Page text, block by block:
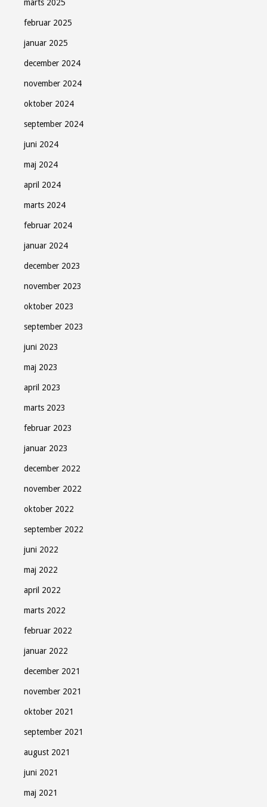
marts 2025
februar 2025
januar 2025
december 2024
november 2024
oktober 2024
september 2024
juni 2024
maj 2024
april 2024
marts 2024
februar 2024
januar 2024
december 2023
november 2023
oktober 2023
september 2023
juni 2023
maj 2023
april 2023
marts 2023
februar 2023
januar 2023
december 2022
november 2022
oktober 2022
september 2022
juni 2022
maj 2022
april 2022
marts 2022
februar 2022
januar 2022
december 2021
november 2021
oktober 2021
september 2021
august 2021
juni 2021
maj 2021